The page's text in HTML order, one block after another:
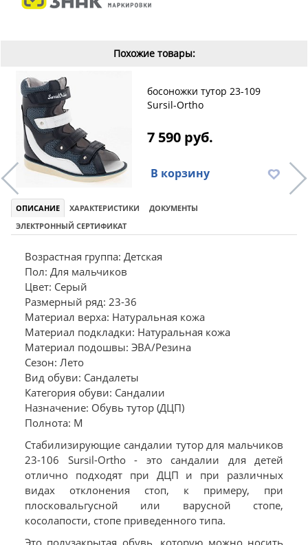
Похожие товары:
босоножки тутор 23-109
Sursil-Ortho
7 590 руб.
В корзину
ОПИСАНИЕ ХАРАКТЕРИСТИКИ
ДОКУМЕНТЫ
ЭЛЕКТРОННЫЙ СЕРТИФИКАТ
Возрастная группа: Детская
Пол: Для мальчиков
Цвет: Серый
Размерный ряд: 23-36
Материал верха: Натуральная кожа
Материал подкладки: Натуральная кожа
Материал подошвы: ЭВА/Резина
Сезон: Лето
Вид обуви: Сандалеты
Категория обуви: Сандалии
Назначение: Обувь тутор (ДЦП)
Полнота: M
Стабилизирующие сандалии тутор для мальчиков
23-106 Sursil-Ortho - это сандалии для детей
отлично подходят при ДЦП и при различных
видах отклонения стоп, к примеру, при
плосковальгусной или варусной стопе,
косолапости, стопе приведенного типа.